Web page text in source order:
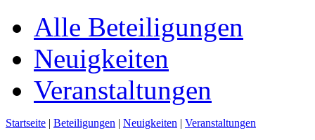
Alle Beteiligungen
Neuigkeiten
Veranstaltungen
Startseite | Beteiligungen | Neuigkeiten | Veranstaltungen